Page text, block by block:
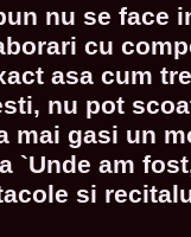
nu se face
cu
asa cum
nu pot
mai gasi un
`Unde am
si